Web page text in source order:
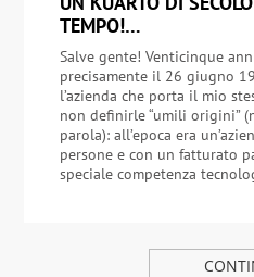
TEMPO!…
Salve gente! Venticinque
precisamente il 26 giugno
l’azienda che porta il mio
non definirle “umili origini”
parola): all’epoca era
persone e con un fatturato
speciale competenza